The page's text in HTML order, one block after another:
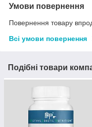
Умови повернення
Повернення товару
Всі умови повернення
Подібні товари